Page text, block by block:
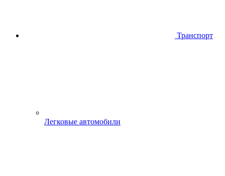
Транспорт
Легковые автомобили